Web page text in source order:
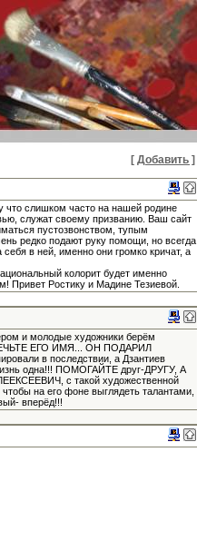
[ Добавить ]
что слишком часто на нашей родине
служат своему призванию. Ваш сайт
пустозвонством, тупым
редко подают руку помощи, но всегда
в ней, именно они громко кричат, а
колорит будет именно
Привет Ростику и Мадине Тезиевой.
и молодые художники берём
ЕГО ИМЯ... ОН ПОДАРИЛ
в последствии, а Дзантиев
одна!!! ПОМОГАЙТЕ друг-ДРУГУ, А
с такой художественной
на его фоне выглядеть талантами,
вперёд!!!